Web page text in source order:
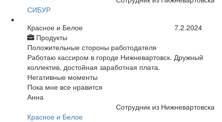
СИБУР
Красное и Белое
Продукты
7.2.2024
Положительные стороны работодателя
Работаю кассиром в городе Нижневартовск. Дружный
коллектив, достойная заработная плата.
Негативные моменты
Пока мне все нравится
Анна
Сотрудник из Нижневартовска
Красное и Белое